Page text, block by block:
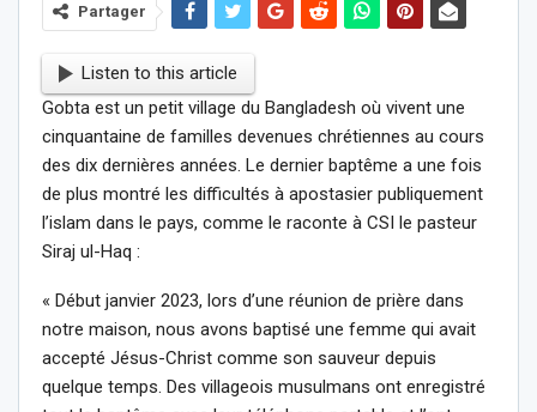
Partager
Listen to this article
Gobta est un petit village du Bangladesh où vivent une
cinquantaine de familles devenues chrétiennes au cours
des dix dernières années. Le dernier baptême a une fois
de plus montré les difficultés à apostasier publiquement
l’islam dans le pays, comme le raconte à CSI le pasteur
Siraj ul-Haq :
« Début janvier 2023, lors d’une réunion de prière dans
notre maison, nous avons baptisé une femme qui avait
accepté Jésus-Christ comme son sauveur depuis
quelque temps. Des villageois musulmans ont enregistré